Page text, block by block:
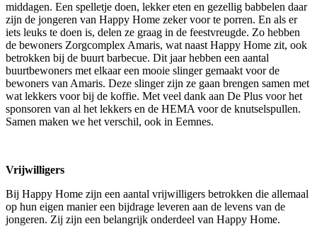
middagen. Een spelletje doen, lekker eten en gezellig babbelen daar
zijn de jongeren van Happy Home zeker voor te porren. En als er
iets leuks te doen is, delen ze graag in de feestvreugde. Zo hebben
de bewoners Zorgcomplex Amaris, wat naast Happy Home zit, ook
betrokken bij de buurt barbecue. Dit jaar hebben een aantal
buurtbewoners met elkaar een mooie slinger gemaakt voor de
bewoners van Amaris. Deze slinger zijn ze gaan brengen samen met
wat lekkers voor bij de koffie. Met veel dank aan De Plus voor het
sponsoren van al het lekkers en de HEMA voor de knutselspullen.
Samen maken we het verschil, ook in Eemnes.
Vrijwilligers
Bij Happy Home zijn een aantal vrijwilligers betrokken die allemaal
op hun eigen manier een bijdrage leveren aan de levens van de
jongeren. Zij zijn een belangrijk onderdeel van Happy Home.